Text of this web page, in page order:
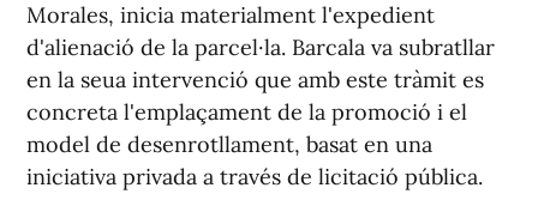
Morales, inicia materialment l'expedient
d'alienació de la parcel·la. Barcala va subratllar
en la seua intervenció que amb este tràmit es
concreta l'emplaçament de la promoció i el
model de desenrotllament, basat en una
iniciativa privada a través de licitació pública.